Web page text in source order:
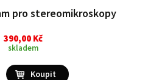
pro stereomikroskopy
390,00 Kč
skladem